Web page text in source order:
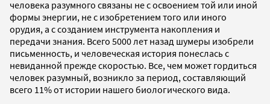
человека разумного связаны не с освоением той или иной
формы энергии, не с изобретением того или иного
орудия, а с созданием инструмента накопления и
передачи знания. Всего 5000 лет назад шумеры изобрели
письменность, и человеческая история понеслась с
невиданной прежде скоростью. Все, чем может гордиться
человек разумный, возникло за период, составляющий
всего 11% от истории нашего биологического вида.